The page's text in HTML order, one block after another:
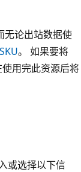
无论出站数据使
SKU。 如果要将
用完此资源后将
或选择以下信